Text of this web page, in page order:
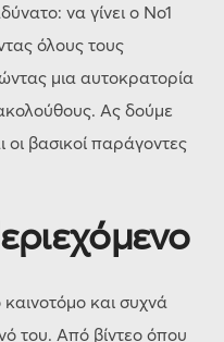
να γίνει ο Νο1
όλους τους
μια αυτοκρατορία
Ας δούμε
οι βασικοί παράγοντες
και συχνά
του. Από βίντεο όπου